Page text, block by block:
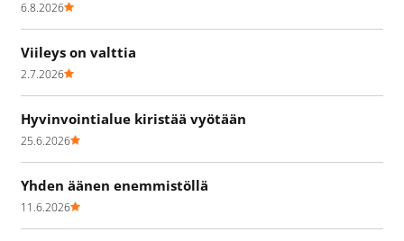
6.8.2026
Viileys on valttia
2.7.2026
Hyvinvointialue kiristää vyötään
25.6.2026
Yhden äänen enemmistöllä
11.6.2026